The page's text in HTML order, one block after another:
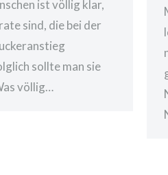
ist völlig klar,
sind, die bei der
sollte man sie
völlig…